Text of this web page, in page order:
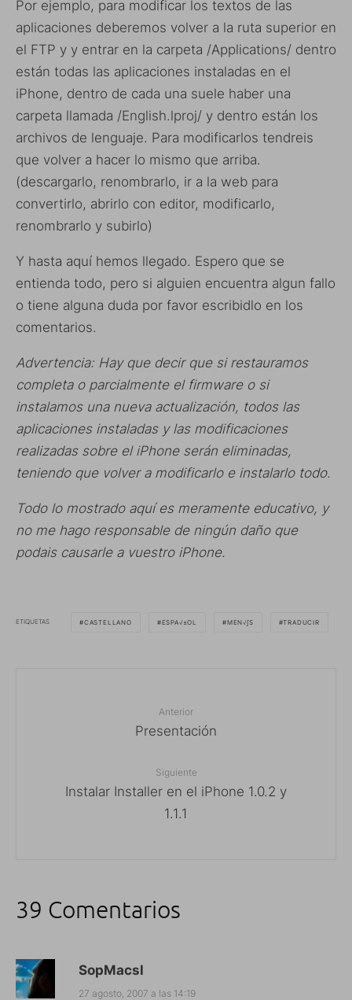
Por ejemplo, para modificar los textos de las
aplicaciones deberemos volver a la ruta superior en
el FTP y y entrar en la carpeta /Applications/ dentro
están todas las aplicaciones instaladas en el
iPhone, dentro de cada una suele haber una
carpeta llamada /English.lproj/ y dentro están los
archivos de lenguaje. Para modificarlos tendreis
que volver a hacer lo mismo que arriba.
(descargarlo, renombrarlo, ir a la web para
convertirlo, abrirlo con editor, modificarlo,
renombrarlo y subirlo)
Y hasta aquí hemos llegado. Espero que se
entienda todo, pero si alguien encuentra algun fallo
o tiene alguna duda por favor escribidlo en los
comentarios.
Advertencia: Hay que decir que si restauramos
completa o parcialmente el firmware o si
instalamos una nueva actualización, todos las
aplicaciones instaladas y las modificaciones
realizadas sobre el iPhone serán eliminadas,
teniendo que volver a modificarlo e instalarlo todo.
Todo lo mostrado aquí es meramente educativo, y
no me hago responsable de ningún daño que
podais causarle a vuestro iPhone.
ETIQUETAS CASTELLANO ESPA√±OL MEN√∫S TRADUCIR
Anterior
Presentación
Siguiente
Instalar Installer en el iPhone 1.0.2 y
1.1.1
39 Comentarios
SopMacsl
27 agosto, 2007 a las 14:19